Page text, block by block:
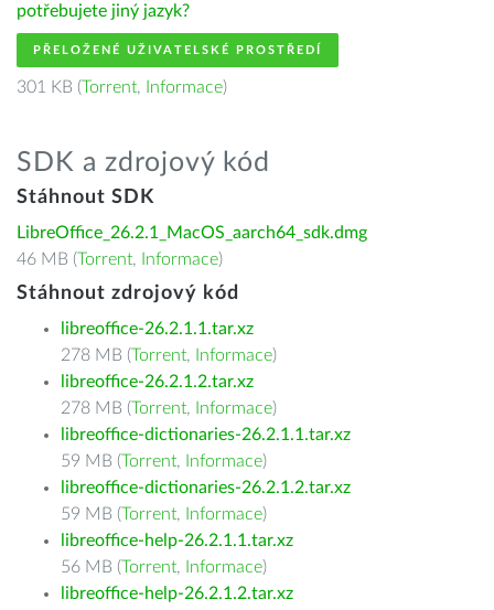
potřebujete jiný jazyk?
PŘELOŽENÉ UŽIVATELSKÉ PROSTŘEDÍ
301 KB (Torrent, Informace)
SDK a zdrojový kód
Stáhnout SDK
LibreOffice_26.2.1_MacOS_aarch64_sdk.dmg
46 MB (Torrent, Informace)
Stáhnout zdrojový kód
libreoffice-26.2.1.1.tar.xz
278 MB (Torrent, Informace)
libreoffice-26.2.1.2.tar.xz
278 MB (Torrent, Informace)
libreoffice-dictionaries-26.2.1.1.tar.xz
59 MB (Torrent, Informace)
libreoffice-dictionaries-26.2.1.2.tar.xz
59 MB (Torrent, Informace)
libreoffice-help-26.2.1.1.tar.xz
56 MB (Torrent, Informace)
libreoffice-help-26.2.1.2.tar.xz